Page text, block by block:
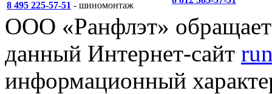
8 495 225-57-51 - шиномонтаж
ООО «Ранфлэт»
данный Интернет-сайт
информационный